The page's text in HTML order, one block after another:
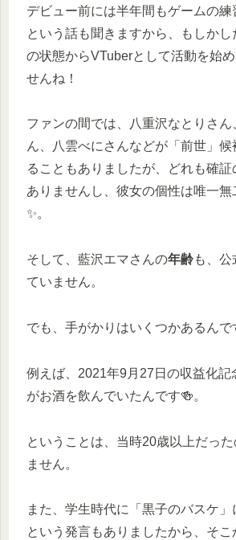
デビュー前には半年間もゲームの練
という話も聞きますから、もしか
の状態からVTuberとして活動を始
せんね！
ファンの間では、八重沢なとりさん
ん、八雲べにさんなどが「前世」
ることもありましたが、どれも確
ありませんし、彼女の個性は唯一無
✨。
そして、藍沢エマさんの年齢も、
ていません。
でも、手がかりはいくつかあるんで
例えば、2021年9月27日の収益化記
がお酒を飲んでいたんです🍻。
ということは、当時20歳以上だった
ません。
また、学生時代に「黒子のバスケ」
という発言もありましたから、そこ